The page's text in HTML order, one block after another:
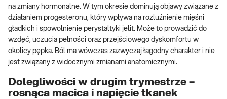
na zmiany hormonalne. W tym okresie dominują objawy związane z
działaniem progesteronu, który wpływa na rozluźnienie mięśni
gładkich i spowolnienie perystaltyki jelit. Może to prowadzić do
wzdęć, uczucia pełności oraz przejściowego dyskomfortu w
okolicy pępka. Ból ma wówczas zazwyczaj łagodny charakter i nie
jest związany z widocznymi zmianami anatomicznymi.
Dolegliwości w drugim trymestrze –
rosnąca macica i napięcie tkanek